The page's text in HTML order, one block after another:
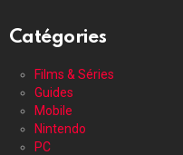
Catégories
Films & Séries
Guides
Mobile
Nintendo
PC